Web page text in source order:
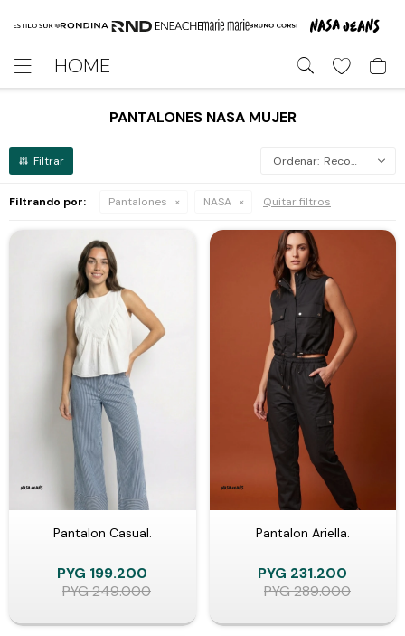
HOME

PANTALONES NASA MUJER
Recomendados
Filtrando por: Pantalones NASA Quitar filtros
Pantalon Casual.
PYG 199.200
PYG249.000
Pantalon Ariella.
PYG 231.200
PYG289.000